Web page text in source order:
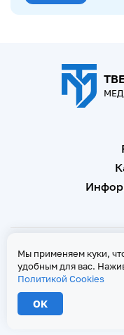
При копировании текстов
Свидетельство о
Мы применяем куки,
удобным для вас.
Политикой Cookies
ОК